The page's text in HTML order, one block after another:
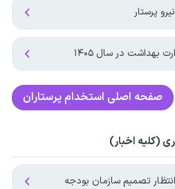
پرستار
بهداشت در سال ۱۴۰۵
صفحه اصلی استخدام پرستاران
(کلیه اخبار)
تصمیم سازمان بودجه